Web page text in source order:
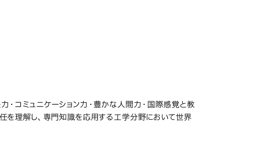
コミュニケーション力・豊かな人間力・国際感覚と教
を理解し、専門知識を応用する工学分野において世界